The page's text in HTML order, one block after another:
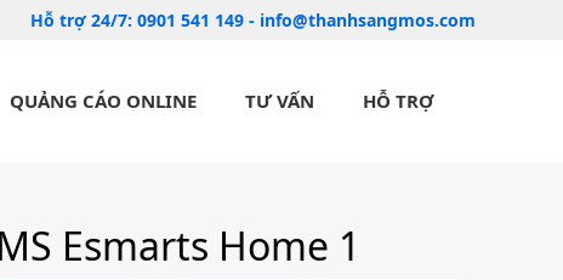
Hỗ trợ 24/7: 0901 541 149 - info@thanhsangmos.com
QUẢNG CÁO ONLINE TƯ VẤN HỖ TRỢ
Esmarts Home 1